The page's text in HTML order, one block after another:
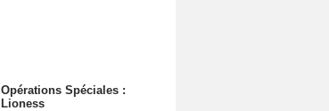
Opérations Spéciales :
Lioness